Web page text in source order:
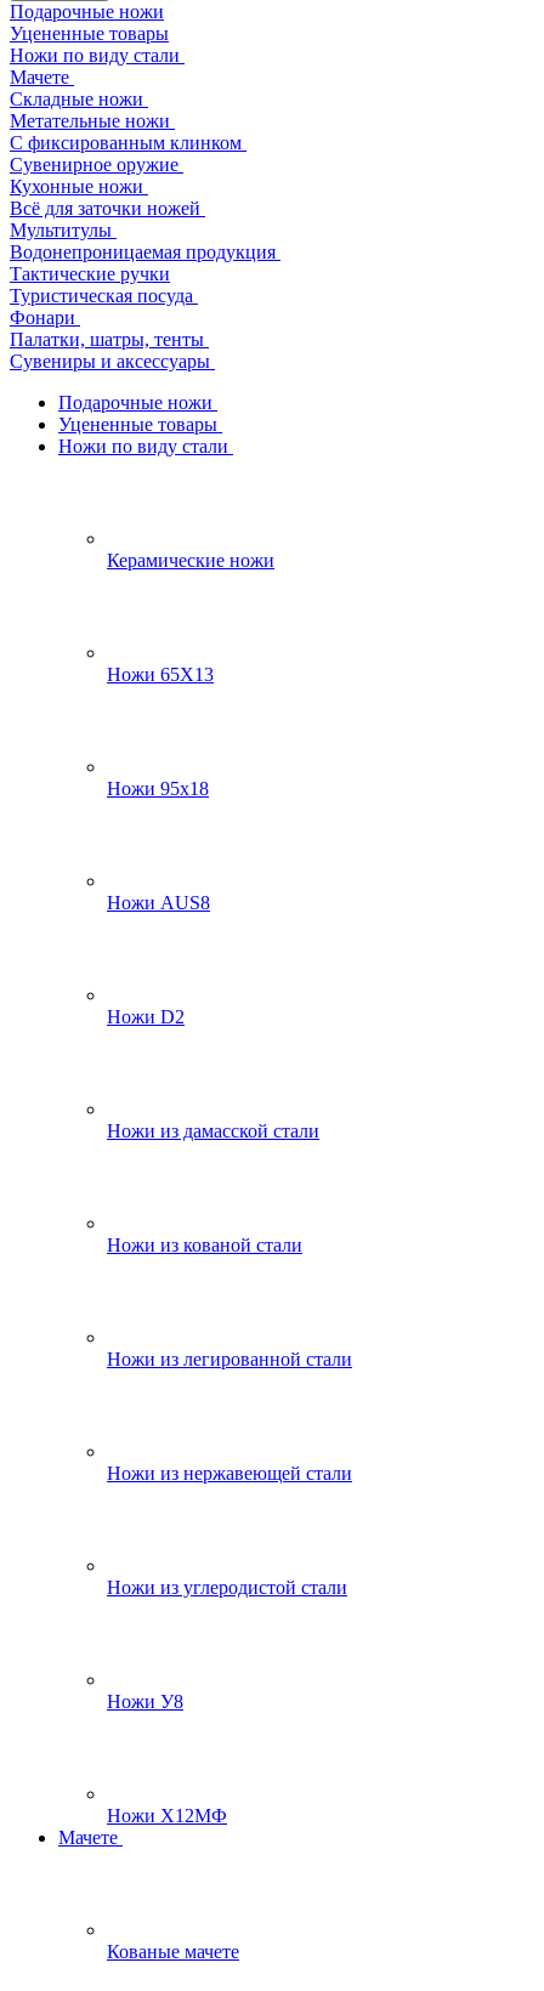
Подарочные ножи
Уцененные товары
Ножи по виду стали
Мачете
Складные ножи
Метательные ножи
С фиксированным клинком
Сувенирное оружие
Кухонные ножи
Всё для заточки ножей
Мультитулы
Водонепроницаемая продукция
Тактические ручки
Туристическая посуда
Фонари
Палатки, шатры, тенты
Сувениры и аксессуары
Подарочные ножи
Уцененные товары
Ножи по виду стали
Керамические ножи
Ножи 65Х13
Ножи 95х18
Ножи AUS8
Ножи D2
Ножи из дамасской стали
Ножи из кованой стали
Ножи из легированной стали
Ножи из нержавеющей стали
Ножи из углеродистой стали
Ножи У8
Ножи Х12МФ
Мачете
Кованые мачете